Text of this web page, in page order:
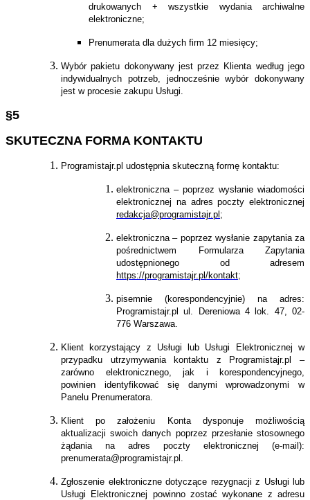
drukowanych + wszystkie wydania archiwalne
elektroniczne;
Prenumerata dla dużych firm 12 miesięcy;
Wybór pakietu dokonywany jest przez Klienta według jego
indywidualnych potrzeb, jednocześnie wybór dokonywany
jest w procesie zakupu Usługi.
§5
SKUTECZNA FORMA KONTAKTU
Programistajr.pl udostępnia skuteczną formę kontaktu:
elektroniczna – poprzez wysłanie wiadomości
elektronicznej na adres poczty elektronicznej
redakcja@programistajr.pl ;
elektroniczna – poprzez wysłanie zapytania za
pośrednictwem Formularza Zapytania
udostępnionego od adresem
https://programistajr.pl/kontakt;
pisemnie (korespondencyjnie) na adres:
Programistajr.pl ul. Dereniowa 4 lok. 47, 02-
776 Warszawa.
Klient korzystający z Usługi lub Usługi Elektronicznej w
przypadku utrzymywania kontaktu z Programistajr.pl –
zarówno elektronicznego, jak i korespondencyjnego,
powinien identyfikować się danymi wprowadzonymi w
Panelu Prenumeratora.
Klient po założeniu Konta dysponuje możliwością
aktualizacji swoich danych poprzez przesłanie stosownego
żądania na adres poczty elektronicznej (e-mail):
prenumerata@programistajr.pl.
Zgłoszenie elektroniczne dotyczące rezygnacji z Usługi lub
Usługi Elektronicznej powinno zostać wykonane z adresu